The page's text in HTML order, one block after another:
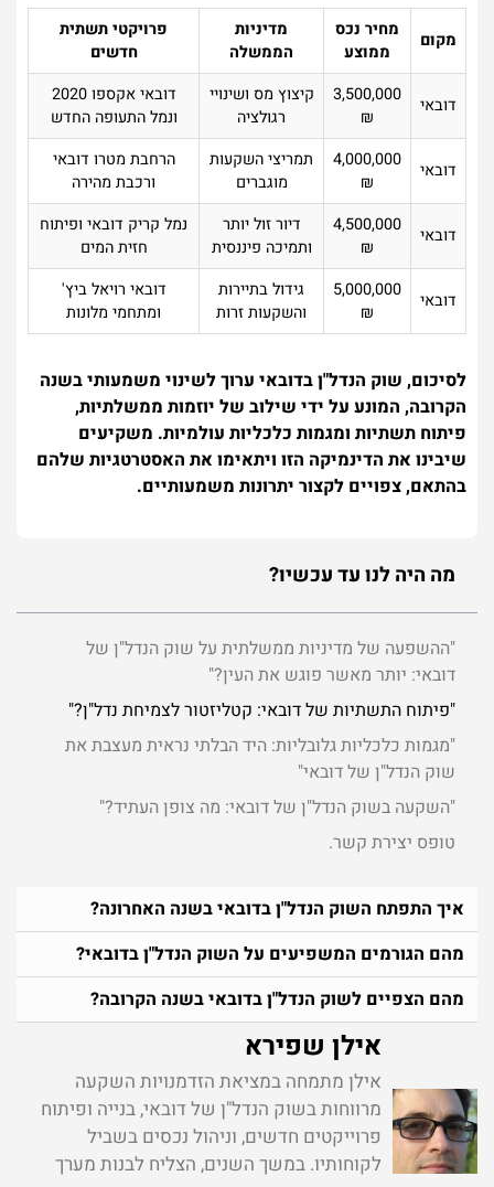
מקום
מחיר נכס
ממוצע
מדיניות
הממשלה
פרויקטי תשתית
חדשים
דובאי
3,500,000
₪
קיצוץ מס ושינויי
רגולציה
דובאי אקספו 2020
ונמל התעופה החדש
דובאי
4,000,000
₪
תמריצי השקעות
מוגברים
הרחבת מטרו דובאי
ורכבת מהירה
דובאי
4,500,000
₪
דיור זול יותר
ותמיכה פיננסית
נמל קריק דובאי ופיתוח
חזית המים
דובאי
5,000,000
₪
גידול בתיירות
והשקעות זרות
דובאי רויאל ביץ'
ומתחמי מלונות
לסיכום, שוק הנדל"ן בדובאי ערוך לשינוי משמעותי בשנה
הקרובה, המונע על ידי שילוב של יוזמות ממשלתיות,
פיתוח תשתיות ומגמות כלכליות עולמיות. משקיעים
שיבינו את הדינמיקה הזו ויתאימו את האסטרטגיות שלהם
בהתאם, צפויים לקצור יתרונות משמעותיים.
מה היה לנו עד עכשיו?
"ההשפעה של מדיניות ממשלתית על שוק הנדל"ן של
דובאי: יותר מאשר פוגש את העין?"
"פיתוח התשתיות של דובאי: קטליזטור לצמיחת נדל"ן?"
"מגמות כלכליות גלובליות: היד הבלתי נראית מעצבת את
שוק הנדל"ן של דובאי"
"השקעה בשוק הנדל"ן של דובאי: מה צופן העתיד?"
טופס יצירת קשר ​.
איך התפתח השוק הנדל"ן בדובאי בשנה האחרונה?
מהם הגורמים המשפיעים על השוק הנדל"ן בדובאי?
מהם הצפיים לשוק הנדל"ן בדובאי בשנה הקרובה?
אילן שפירא
אילן מתמחה במציאת הזדמנויות השקעה
מרווחות בשוק הנדל"ן של דובאי, בנייה ופיתוח
פרוייקטים חדשים, וניהול נכסים בשביל
לקוחותיו. במשך השנים, הצליח לבנות מערך